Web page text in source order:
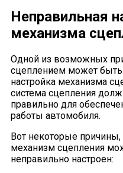
Неправильная
механизма
Одной из возможных
сцеплением может быть
настройка механизма
система сцепления
правильно для
работы автомобиля.
Вот некоторые
механизм сцепления
неправильно настроен: